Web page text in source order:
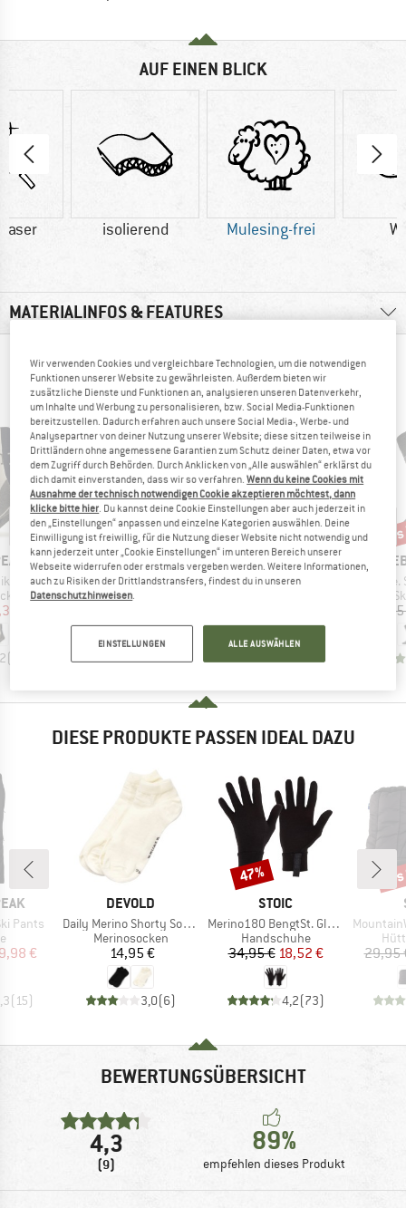
AUF EINEN BLICK
isolierend Mulesing-frei
MATERIALINFOS & FEATURES
ANDERE BERGFREUNDE SCHAUTEN SICH AUCH
AN
2-Pack
Preis
€
MARKE
DEVOLD
Artikel
Ski Touring Merino Sock
Produktgruppe
Merinosocken
4,3(4)
Rabatt
60%
MARKE
DEVOLD
Artikel
Cross Country Merino Sock
Rabatt
60%
CedarHe.
DIESE PRODUKTE PASSEN IDEAL DAZU
Pants
Preis
€
(15)
MARKE
DEVOLD
Artikel
Daily Merino Shorty Sock 2-Pack
Produktgruppe
Merinosocken
Preis
14,95 €
3,0(6)
MARKE
STOIC
Artikel
Merino180 BengtSt. Glove
Produktgruppe
Handschuhe
Preis
34,95 €reduzierter Preis
18,52 €
4,2(73)
Rabatt
47%
Artikel
MountainWool
29,95
BEWERTUNGSÜBERSICHT
4,3
(9)
89%
empfehlen dieses Produkt
Wir verwenden Cookies und vergleichbare Technologien, um die notwendigen
Funktionen unserer Website zu gewährleisten. Außerdem bieten wir
zusätzliche Dienste und Funktionen an, analysieren unseren Datenverkehr,
um Inhalte und Werbung zu personalisieren, bzw. Social Media-Funktionen
bereitzustellen. Dadurch erfahren auch unsere Social Media-, Werbe- und
Analysepartner von deiner Nutzung unserer Website; diese sitzen teilweise in
Drittländern ohne angemessene Garantien zum Schutz deiner Daten, etwa vor
dem Zugriff durch Behörden. Durch Anklicken von „Alle auswählen“ erklärst du
dich damit einverstanden, dass wir so verfahren.Wenn du keine Cookies mit
Ausnahme der technisch notwendigen Cookie akzeptieren möchtest, dann
klicke bitte hier. Du kannst deine Cookie Einstellungen aber auch jederzeit in
den „Einstellungen“ anpassen und einzelne Kategorien auswählen. Deine
Einwilligung ist freiwillig, für die Nutzung dieser Website nicht notwendig und
kann jederzeit unter „Cookie Einstellungen“ im unteren Bereich unserer
Webseite widerrufen oder erstmals vergeben werden. Weitere Informationen,
auch zu Risiken der Drittlandstransfers, findest du in unseren
Datenschutzhinweisen.
EINSTELLUNGEN ALLE AUSWÄHLEN